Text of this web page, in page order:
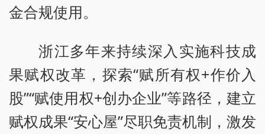
金合规使用。
浙江多年来持续深入实施科技成
果赋权改革，探索“赋所有权+作价入
股”“赋使用权+创办企业”等路径，建立
赋权成果“安心屋”尽职免责机制，激发